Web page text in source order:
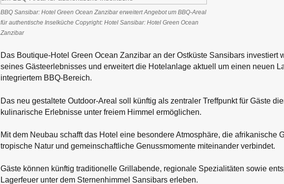
BBQ Sansibar: Hotel Green Ocean Zanzibar erweitert Angebot um BBQ-Areal
für authentische Inselküche Copyright: Hotel Sansibar: Hotel Green Ocean
Zanzibar
Das Boutique-Hotel Green Ocean Zanzibar an der Ostküste Sansibars investiert
seines Gästeerlebnisses und erweitert die Hotelanlage aktuell um einen neuen
integriertem BBQ-Bereich.
Das neu gestaltete Outdoor-Areal soll künftig als zentraler Treffpunkt für Gäste
kulinarische Erlebnisse unter freiem Himmel ermöglichen.
Mit dem Neubau schafft das Hotel eine besondere Atmosphäre, die afrikanische
tropische Natur und gemeinschaftliche Genussmomente miteinander verbindet.
Gäste können künftig traditionelle Grillabende, regionale Spezialitäten sowie
Lagerfeuer unter dem Sternenhimmel Sansibars erleben.